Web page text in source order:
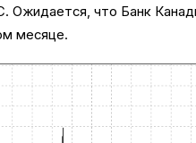
Ожидается, что Банк
месяце.